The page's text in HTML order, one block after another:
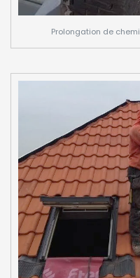
Prolongation de